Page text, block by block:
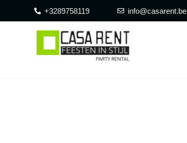
+3289758119 info@casarent.be